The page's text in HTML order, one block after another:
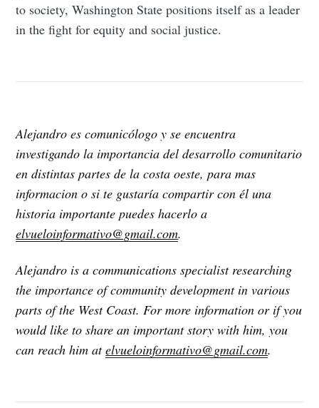
to society, Washington State positions itself as a leader
in the fight for equity and social justice.
Alejandro es comunicólogo y se encuentra
investigando la importancia del desarrollo comunitario
en distintas partes de la costa oeste, para mas
informacion o si te gustaría compartir con él una
historia importante puedes hacerlo a
elvueloinformativo@gmail.com.
Alejandro is a communications specialist researching
the importance of community development in various
parts of the West Coast. For more information or if you
would like to share an important story with him, you
can reach him atelvueloinformativo@gmail.com.